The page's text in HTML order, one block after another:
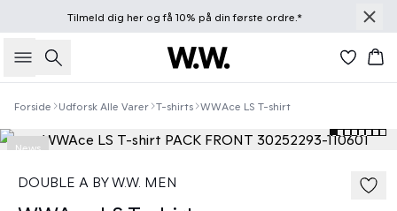
Tilmeld dig herog få 10% på din første ordre.*
Søg
Forside Udforsk Alle Varer T-shirts WWAce LS T-shirt
News
DOUBLE A BY W.W. MEN